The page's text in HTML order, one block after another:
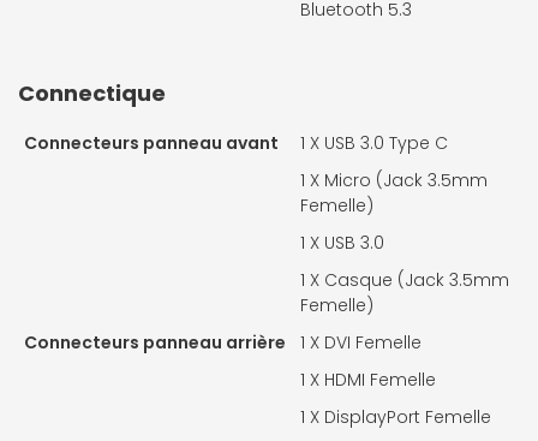
Bluetooth 5.3
Connectique
Connecteurs panneau avant 1 X USB 3.0 Type C
1 X Micro (Jack 3.5mm
Femelle)
1 X USB 3.0
1 X Casque (Jack 3.5mm
Femelle)
Connecteurs panneau arrière
1 X DVI Femelle
1 X HDMI Femelle
1 X DisplayPort Femelle